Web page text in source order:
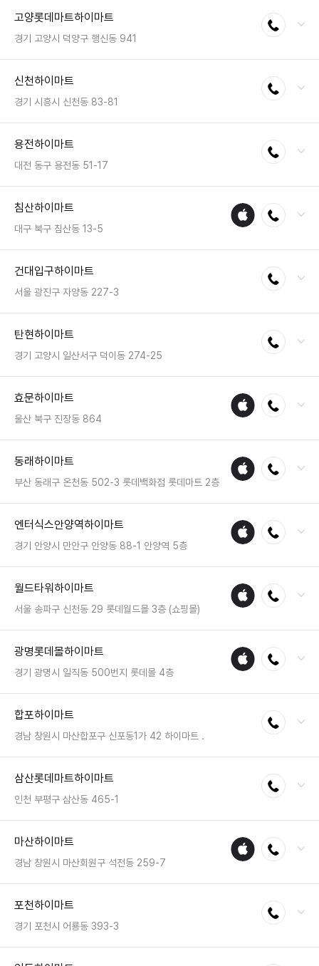
팩스 : 050-2222-1150
영업시간 : 금일 10:30~20:30
고양롯데마트하이마트
경기 고양시 덕양구 행신동 941
전화연결
영업시간 : 금일 10:00~22:00
신천하이마트
경기 시흥시 신천동 83-81
전화연결
팩스 : 050-2222-0978
영업시간 : 금일 10:30~20:30
용전하이마트
대전 동구 용전동 51-17
전화연결
팩스 : 050-2222-1534
영업시간 : 금일 10:30~20:30
침산하이마트
대구 북구 침산동 13-5
애플
수리
전화연결
팩스 : 050-2222-1663
영업시간 : 금일 10:30~20:30
건대입구하이마트
서울 광진구 자양동 227-3
전화연결
팩스 : 050-2222-0181
영업시간 : 금일 10:30~20:30
탄현하이마트
경기 고양시 일산서구 덕이동 274-25
전화연결
팩스 : 050-2222-0898
영업시간 : 금일 10:30~20:30
효문하이마트
울산 북구 진장동 864
애플
수리
전화연결
팩스 : 050-2222-1755
영업시간 : 금일 10:30~20:30
동래하이마트
부산 동래구 온천동 502-3 롯데백화점 롯데마트 2층
애플
수리
전화연결
팩스 : 050-2333-1217
영업시간 : 금일 10:00~22:00
엔터식스안양역하이마트
경기 안양시 만안구 안양동 88-1 안양역 5층
애플
수리
전화연결
팩스 : 05023331566
영업시간 : 금일 10:30~21:30
월드타워하이마트
서울 송파구 신천동 29 롯데월드몰 3층 (쇼핑몰)
애플
수리
전화연결
팩스 : 050-2333-1360
영업시간 : 금일 10:30~22:00
광명롯데몰하이마트
경기 광명시 일직동 500번지 롯데몰 4층
애플
수리
전화연결
팩스 : 050-2333-1369
영업시간 : 금일 11:00~21:00
합포하이마트
경남 창원시 마산합포구 신포동1가 42 하이마트 .
전화연결
팩스 : 050-2222-1805
영업시간 : 금일 10:30~20:30
삼산롯데마트하이마트
인천 부평구 삼산동 465-1
전화연결
팩스 : 050-2333-1237
영업시간 : 금일 10:00~22:00
마산하이마트
경남 창원시 마산회원구 석전동 259-7
애플
수리
전화연결
팩스 : 050-2222-1803
영업시간 : 금일 10:30~20:30
포천하이마트
경기 포천시 어룡동 393-3
전화연결